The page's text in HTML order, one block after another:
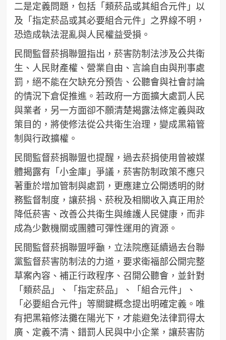
二是定義問題，包括「類菸品或其組合元件」以
及「指定菸品或其必要組合元件」之界線不明，
恐造成執法混亂與人民權益受損。
民間監督菸捐聯盟指出，菸害防制法涉及公共衛
生、人民財產權、營業自由、言論自由與刑事處
罰，絕不能在欠缺充分預告、公聽會與社會討論
的情況下倉促推進。若政府一方面擴大處罰人民
與業者，另一方面卻不願清楚揭露法條定義與政
策目的，將使修法從公共衛生治理，變成黑箱管
制與行政擴權。
民間監督菸捐聯盟也提醒，過去菸捐使用曾被媒
體揭露有「小金庫」爭議，菸害防制政策不應只
著重於增加管制與處罰，更應建立公開透明的財
務監督制度，讓菸捐、菸稅及相關收入真正用於
降低菸害、改善公共衛生與維護人民健康，而非
成為少數機關或團體可彈性運用的資源。
民間監督菸捐聯盟呼籲，立法院應延續過去台聯
黨監督菸害防制法的力道，要求衛福部公開完整
草案內容、補正行政程序、召開公聽會，並針對
「類菸品」、「指定菸品」、「組合元件」、
「必要組合元件」等關鍵概念提出明確定義。唯
有把黑箱修法攤在陽光下，才能避免法律罰得太
廣、定義不清、錯罰人民與中小企業，讓菸害防